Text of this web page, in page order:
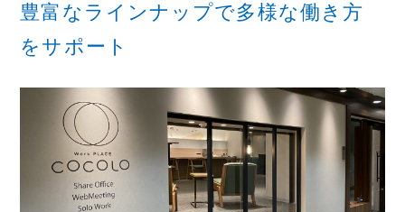
豊富なラインナップで多様な働き方
をサポート